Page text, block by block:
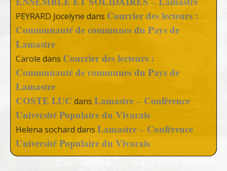
PEYRARD Jocelyne dans Courrier des lecteurs :
Communauté de communes du Pays de
Lamastre
Carole dans Courrier des lecteurs :
Communauté de communes du Pays de
Lamastre
COSTE LUC dans Lamastre – Conférence
Université Populaire du Vivarais
Helena sochard dans Lamastre – Conférence
Université Populaire du Vivarais